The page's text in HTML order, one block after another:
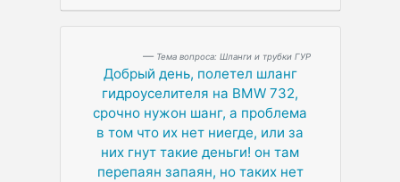
Тема вопроса: Шланги и трубки ГУР
Добрый день, полетел шланг
гидроуселителя на BMW 732,
срочно нужон шанг, а проблема
в том что их нет ниегде, или за
них гнут такие деньги! он там
перепаян запаян, но таких нет